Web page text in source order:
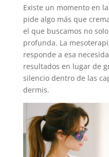
Existe un momento en
pide algo más que
el que buscamos no
profunda. La
responde a esa
resultados en lugar de
silencio dentro de las
dermis.